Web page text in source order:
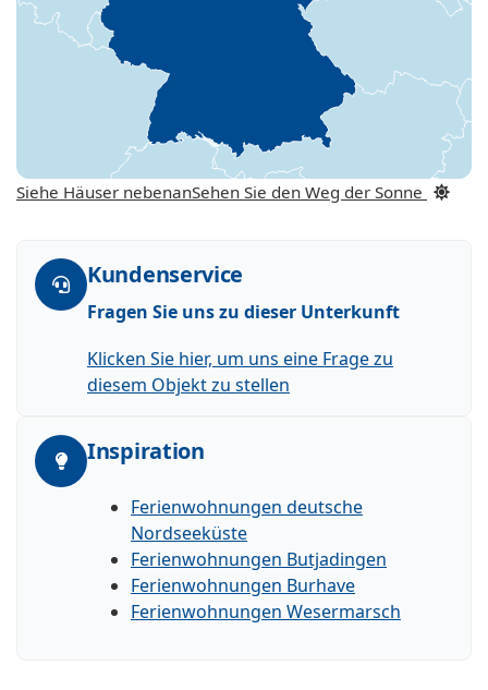
Siehe Häuser nebenanSehen Sie den Weg der Sonne
Kundenservice
Fragen Sie uns zu dieser Unterkunft
Klicken Sie hier, um uns eine Frage zu
diesem Objekt zu stellen
Inspiration
Ferienwohnungen deutsche
Nordseeküste
Ferienwohnungen Butjadingen
Ferienwohnungen Burhave
Ferienwohnungen Wesermarsch